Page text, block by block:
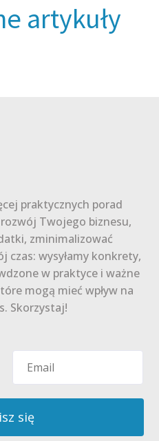
artykuły
praktycznych porad
Twojego biznesu,
zminimalizować
czas: wysyłamy konkrety,
w praktyce i ważne
mogą mieć wpływ na
Skorzystaj!
się